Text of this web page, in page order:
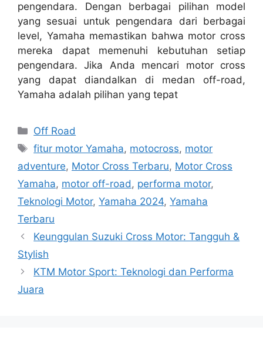
pengendara. Dengan berbagai pilihan model
yang sesuai untuk pengendara dari berbagai
level, Yamaha memastikan bahwa motor cross
mereka dapat memenuhi kebutuhan setiap
pengendara. Jika Anda mencari motor cross
yang dapat diandalkan di medan off-road,
Yamaha adalah pilihan yang tepat
Kategori
Off Road
Tag
fitur motor Yamaha, motocross, motor
adventure, Motor Cross Terbaru, Motor Cross
Yamaha, motor off-road, performa motor,
Teknologi Motor, Yamaha 2024, Yamaha
Terbaru
Keunggulan Suzuki Cross Motor: Tangguh &
Stylish
KTM Motor Sport: Teknologi dan Performa
Juara